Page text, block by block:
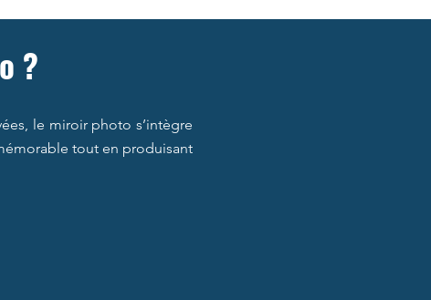
?
le miroir photo s’intègre
tout en produisant